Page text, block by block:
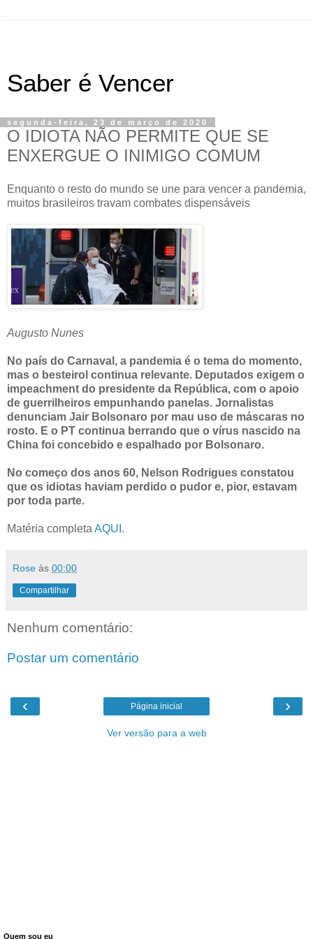
Saber é Vencer
segunda-feira, 23 de março de 2020
O IDIOTA NÃO PERMITE QUE SE
ENXERGUE O INIMIGO COMUM
Enquanto o resto do mundo se une para vencer a pandemia,
muitos brasileiros travam combates dispensáveis
Augusto Nunes
No país do Carnaval, a pandemia é o tema do momento,
mas o besteirol continua relevante. Deputados exigem o
impeachment do presidente da República, com o apoio
de guerrilheiros empunhando panelas. Jornalistas
denunciam Jair Bolsonaro por mau uso de máscaras no
rosto. E o PT continua berrando que o vírus nascido na
China foi concebido e espalhado por Bolsonaro.
No começo dos anos 60, Nelson Rodrigues constatou
que os idiotas haviam perdido o pudor e, pior, estavam
por toda parte.
Matéria completa AQUI .
Rose às 00:00
Compartilhar
Nenhum comentário:
Postar um comentário
‹ ›
Página inicial
Ver versão para a web
Quem sou eu